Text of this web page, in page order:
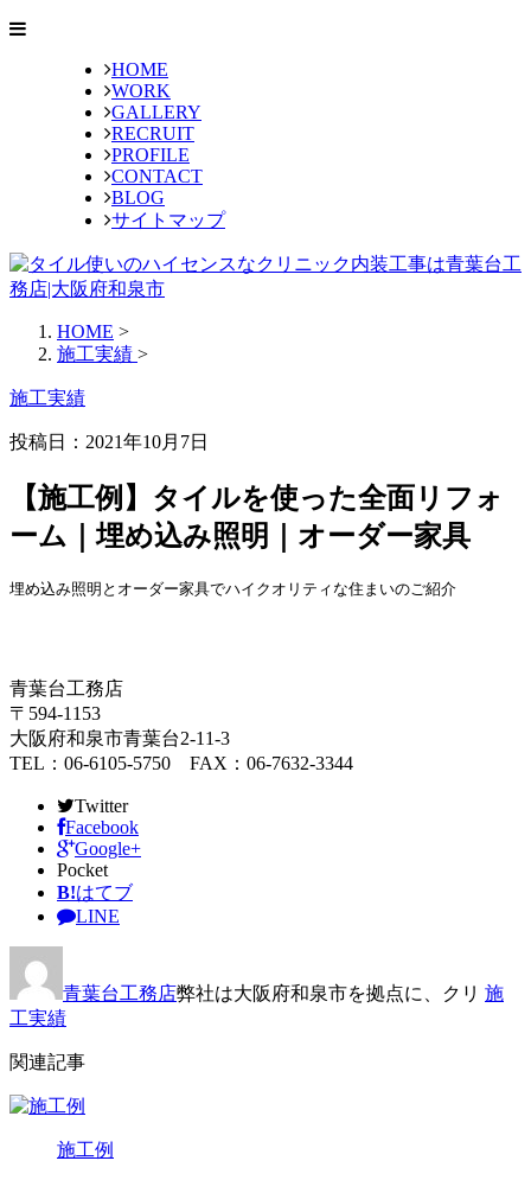
HOME
WORK
GALLERY
RECRUIT
PROFILE
CONTACT
BLOG
サイトマップ
HOME >
施工実績 >
施工実績
投稿日： 2021年10月7日
【施工例】タイルを使った全面リフォ
ーム｜埋め込み照明｜オーダー家具
埋め込み照明とオーダー家具でハイクオリティな住まいのご紹介
青葉台工務店
〒594-1153
大阪府和泉市青葉台2-11-3
TEL：06-6105-5750 FAX：06-7632-3344
Twitter
Facebook
Google+
Pocket
B!はてブ
LINE
青葉台工務店弊社は大阪府和泉市を拠点に、クリ 施
工実績
関連記事
施工例